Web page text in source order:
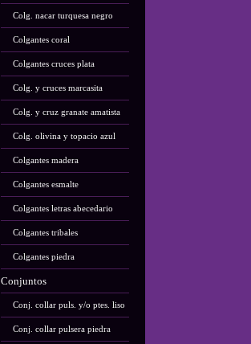
Colg. nacar turquesa negro
Colgantes coral
Colgantes cruces plata
Colg. y cruces marcasita
Colg. y cruz granate amatista
Colg. olivina y topacio azul
Colgantes madera
Colgantes esmalte
Colgantes letras abecedario
Colgantes tribales
Colgantes piedra
Conjuntos
Conj. collar puls. y/o ptes. liso
Conj. collar pulsera piedra